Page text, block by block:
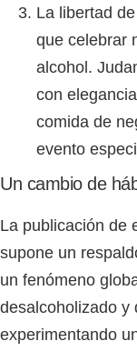
La libertad
que celebrar
alcohol.
con
comida de
evento
Un cambio de
La publicación de
supone un
un fenómeno
desalcoholizado y
experimentando